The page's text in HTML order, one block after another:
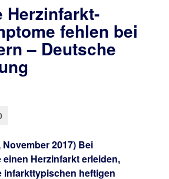
Herzinfarkt-
fehlen bei
– Deutsche
2017) Bei
einen Herzinfarkt erleiden,
infarkttypischen heftigen